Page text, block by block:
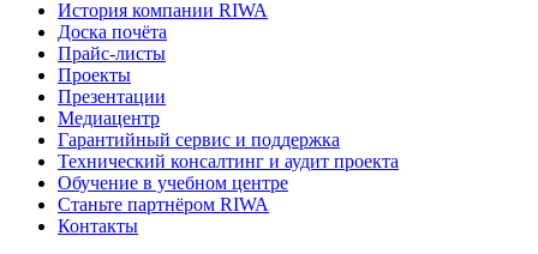
История компании RIWA
Доска почёта
Прайс-листы
Проекты
Презентации
Медиацентр
Гарантийный сервис и поддержка
Технический консалтинг и аудит проекта
Обучение в учебном центре
Станьте партнёром RIWA
Контакты